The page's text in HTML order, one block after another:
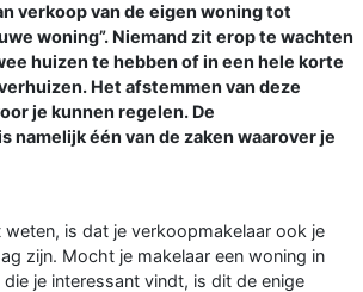
verkoop van de eigen woning tot
woning”. Niemand zit erop te wachten
huizen te hebben of in een hele korte
Het afstemmen van deze
je kunnen regelen. De
namelijk één van de zaken waarover je
weten, is dat je verkoopmakelaar ook je
zijn. Mocht je makelaar een woning in
je interessant vindt, is dit de enige